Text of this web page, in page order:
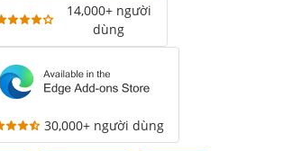
14,000+ người
dùng
30,000+ người dùng